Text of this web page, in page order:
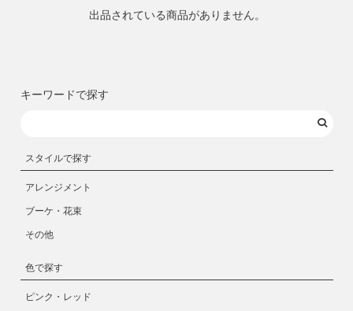
出品されている商品がありません。
キーワードで探す
スタイルで探す
アレンジメント
ブーケ・花束
その他
色で探す
ピンク・レッド